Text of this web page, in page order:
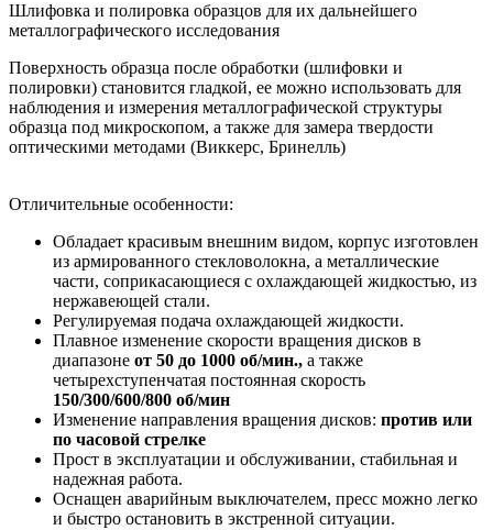
Шлифовка и полировка образцов для их дальнейшего
металлографического исследования
Поверхность образца после обработки (шлифовки и
полировки) становится гладкой, ее можно использовать для
наблюдения и измерения металлографической структуры
образца под микроскопом, а также для замера твердости
оптическими методами (Виккерс, Бринелль)
Отличительные особенности:
Обладает красивым внешним видом, корпус изготовлен
из армированного стекловолокна, а металлические
части, соприкасающиеся с охлаждающей жидкостью, из
нержавеющей стали.
Регулируемая подача охлаждающей жидкости.
Плавное изменение скорости вращения дисков в
диапазоне от 50 до 1000 об/мин., а также
четырехступенчатая постоянная скорость
150/300/600/800 об/мин
Изменение направления вращения дисков: против или
по часовой стрелке
Прост в эксплуатации и обслуживании, стабильная и
надежная работа.
Оснащен аварийным выключателем, пресс можно легко
и быстро остановить в экстренной ситуации.